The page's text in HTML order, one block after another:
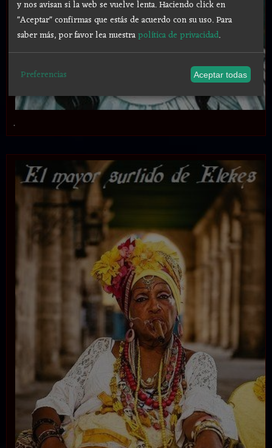
.
y nos avisan si la web se vuelve lenta. Haciendo click en
"Aceptar" confirmas que estás de acuerdo con su uso.Para
saber más, por favor lea nuestrapolítica de privacidad.
Preferencias Aceptar todas